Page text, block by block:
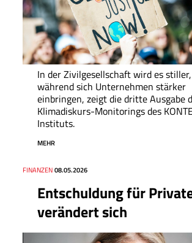
In der Zivilgesellschaft wird es stiller,
während sich Unternehmen stärker
einbringen, zeigt die dritte Ausgabe
Klimadiskurs-Monitorings des
Instituts.
MEHR
Entschuldung für
verändert sich
Thema
FINANZEN
Datum 08.05.2026